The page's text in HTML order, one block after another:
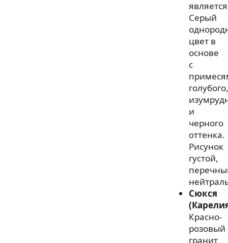
Серый
цвет в
основе
с
голубого,
и
черного
оттенка.
Рисунок
густой,
Сюкся
Красно-
розовый
гранит